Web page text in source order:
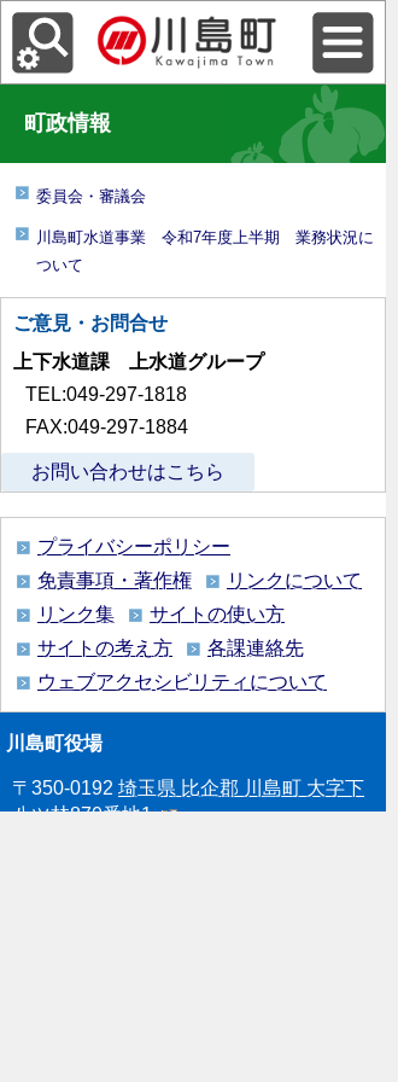
町政情報
委員会・審議会
川島町水道事業 令和7年度上半期 業務状況に
ついて
ご意見・お問合せ
上下水道課 上水道グループ
TEL:049-297-1818
FAX:049-297-1884
お問い合わせはこちら
プライバシーポリシー
免責事項・著作権
リンクについて
リンク集
サイトの使い方
サイトの考え方
各課連絡先
ウェブアクセシビリティについて
川島町役場
〒350-0192 埼玉県 比企郡 川島町 大字下
八ツ林870番地1